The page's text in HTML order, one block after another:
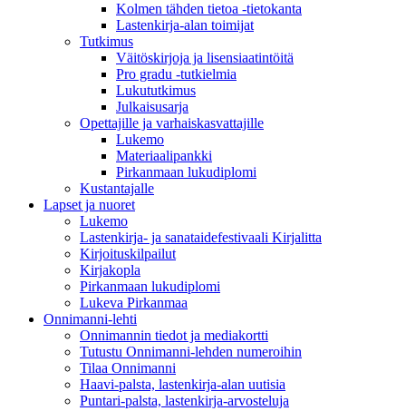
Kolmen tähden tietoa -tietokanta
Lastenkirja-alan toimijat
Tutkimus
Väitöskirjoja ja lisensiaatintöitä
Pro gradu -tutkielmia
Lukututkimus
Julkaisusarja
Opettajille ja varhaiskasvattajille
Lukemo
Materiaalipankki
Pirkanmaan lukudiplomi
Kustantajalle
Lapset ja nuoret
Lukemo
Lastenkirja- ja sanataidefestivaali Kirjalitta
Kirjoituskilpailut
Kirjakopla
Pirkanmaan lukudiplomi
Lukeva Pirkanmaa
Onnimanni-lehti
Onnimannin tiedot ja mediakortti
Tutustu Onnimanni-lehden numeroihin
Tilaa Onnimanni
Haavi-palsta, lastenkirja-alan uutisia
Puntari-palsta, lastenkirja-arvosteluja